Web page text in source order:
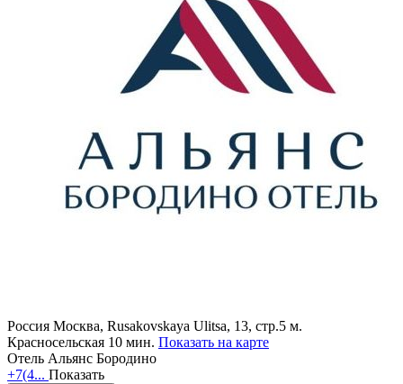
Россия Москва, Rusakovskaya Ulitsa, 13, стр.5 м.
Красносельская 10 мин. Показать на карте
Отель Альянс Бородино
+7(4... Показать